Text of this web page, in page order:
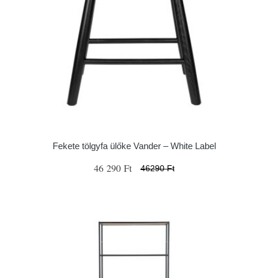
Fekete tölgyfa ülőke Vander – White Label
46 290 Ft 46290 Ft